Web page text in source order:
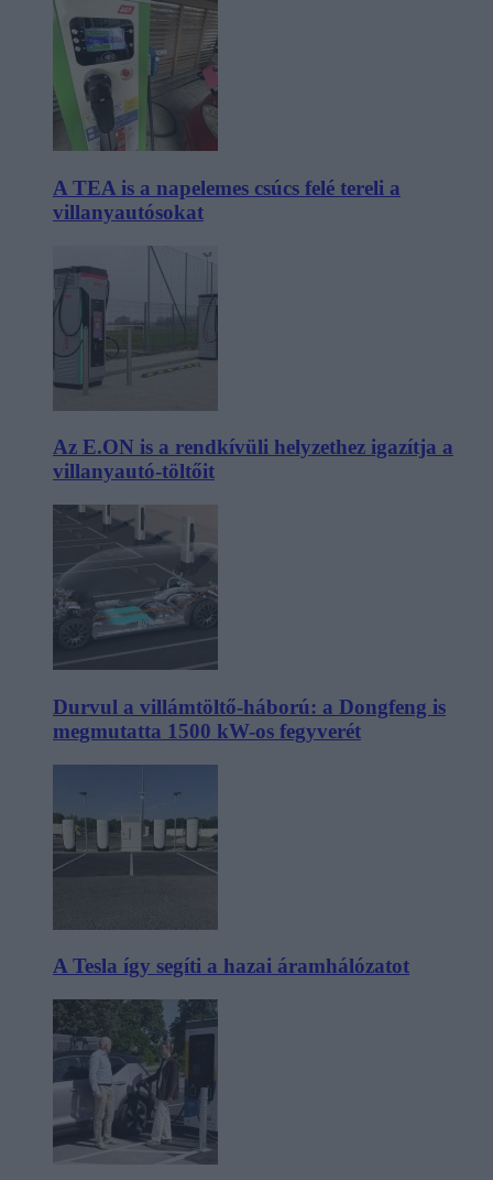
A TEA is a napelemes csúcs felé tereli a
villanyautósokat
Az E.ON is a rendkívüli helyzethez igazítja a
villanyautó-töltőit
Durvul a villámtöltő-háború: a Dongfeng is
megmutatta 1500 kW-os fegyverét
A Tesla így segíti a hazai áramhálózatot